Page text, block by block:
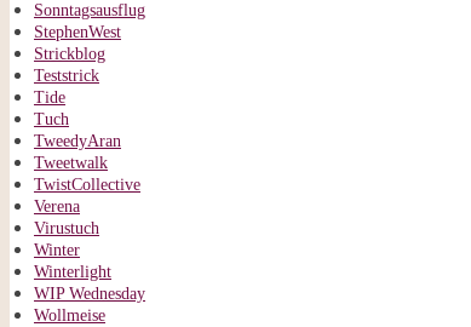
Sonntagsausflug
StephenWest
Strickblog
Teststrick
Tide
Tuch
TweedyAran
Tweetwalk
TwistCollective
Verena
Virustuch
Winter
Winterlight
WIP Wednesday
Wollmeise